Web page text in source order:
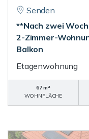
Senden
**Nach zwei
2-Zimmer-
Balkon
Etagenwohnung
67 m²
WOHNFLÄCHE